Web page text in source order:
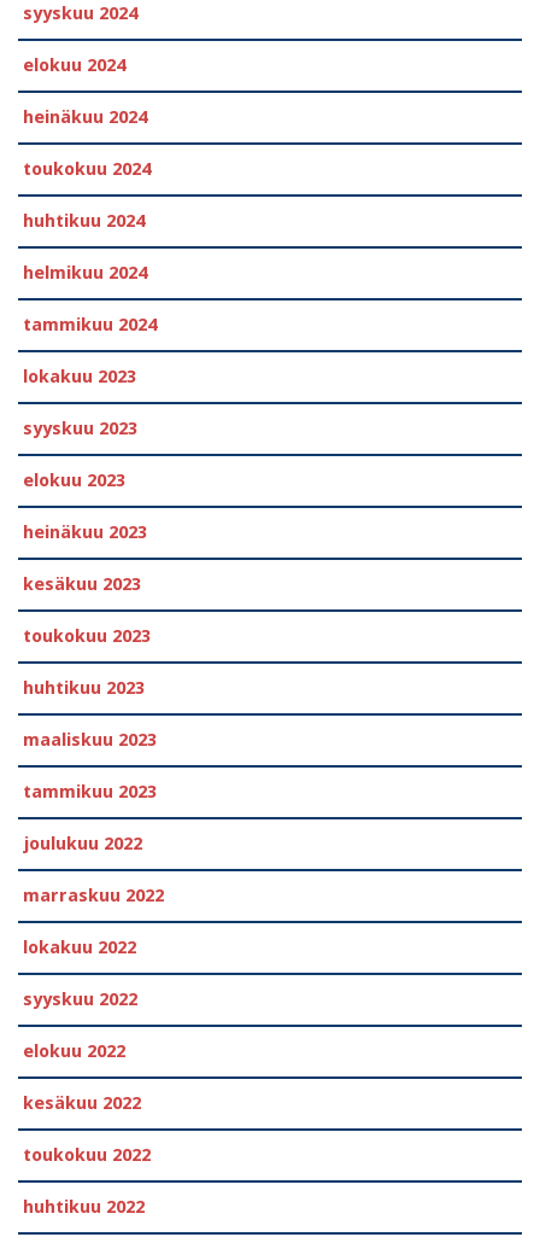
syyskuu 2024
elokuu 2024
heinäkuu 2024
toukokuu 2024
huhtikuu 2024
helmikuu 2024
tammikuu 2024
lokakuu 2023
syyskuu 2023
elokuu 2023
heinäkuu 2023
kesäkuu 2023
toukokuu 2023
huhtikuu 2023
maaliskuu 2023
tammikuu 2023
joulukuu 2022
marraskuu 2022
lokakuu 2022
syyskuu 2022
elokuu 2022
kesäkuu 2022
toukokuu 2022
huhtikuu 2022